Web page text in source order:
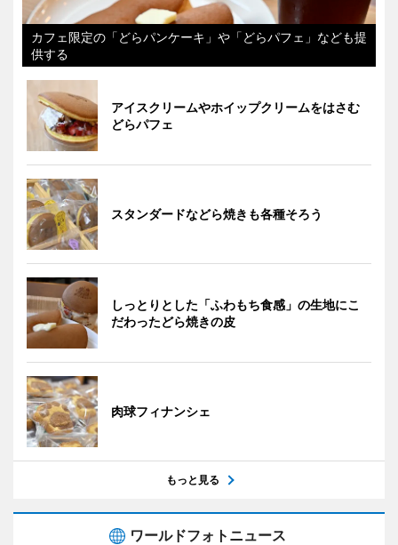
カフェ限定の「どらパンケーキ」や「どらパフェ」なども提
供する
アイスクリームやホイップクリームをはさむ
どらパフェ
スタンダードなどら焼きも各種そろう
しっとりとした「ふわもち食感」の生地にこ
だわったどら焼きの皮
肉球フィナンシェ
もっと見る
ワールドフォトニュース